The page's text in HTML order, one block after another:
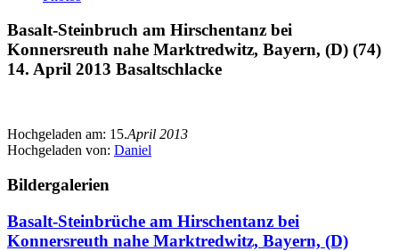
Basalt-Steinbruch am Hirschentanz bei
Konnersreuth nahe Marktredwitz, Bayern, (D) (74)
14. April 2013 Basaltschlacke
Hochgeladen am: 15.April 2013
Hochgeladen von: Daniel
Bildergalerien
Basalt-Steinbrüche am Hirschentanz bei
Konnersreuth nahe Marktredwitz, Bayern, (D)